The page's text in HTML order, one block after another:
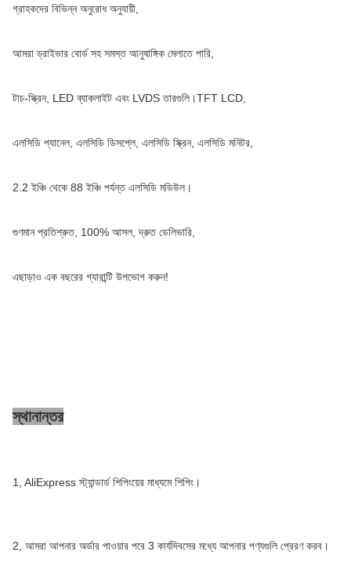
গ্রাহকদের বিভিন্ন অনুরোধ অনুযায়ী,
আমরা ড্রাইভার বোর্ড সহ সমস্ত আনুষাঙ্গিক মেলাতে পারি,
টাচ-স্ক্রিন, LED ব্যাকলাইট এবং LVDS তারগুলি।TFT LCD,
এলসিডি প্যানেল, এলসিডি ডিসপ্লে, এলসিডি স্ক্রিন, এলসিডি মনিটর,
2.2 ইঞ্চি থেকে 88 ইঞ্চি পর্যন্ত এলসিডি মডিউল।
গুণমান প্রতিশ্রুত, 100% আসল, দ্রুত ডেলিভারি,
এছাড়াও এক বছরের গ্যারান্টি উপভোগ করুন!
স্থানান্তর
1, AliExpress স্ট্যান্ডার্ড শিপিংয়ের মাধ্যমে শিপিং।
2, আমরা আপনার অর্ডার পাওয়ার পরে 3 কার্যদিবসের মধ্যে আপনার পণ্যগুলি প্রেরণ করব।